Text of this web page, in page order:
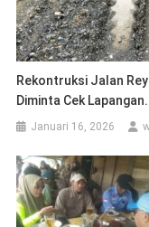
Rekontruksi Jalan
Diminta Cek Lapangan.
Januari 16, 2026